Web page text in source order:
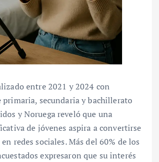
entre 2021 y 2024 con
primaria, secundaria y bachillerato
y Noruega reveló que una
de jóvenes aspira a convertirse
redes sociales. Más del 60% de los
expresaron que su interés